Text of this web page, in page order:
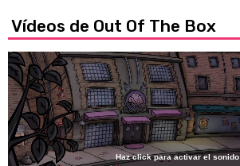
Vídeos de Out Of The Box
Haz click para activar el sonido